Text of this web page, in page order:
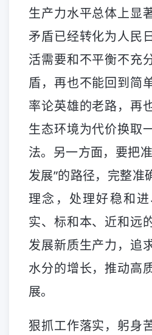
生产力水平总体上显
矛盾已经转化为人民
活需要和不平衡不充
盾，再也不能回到简
率论英雄的老路，再
生态环境为代价换取
法。另一方面，要把
发展”的路径，完整准
理念，处理好稳和
实、标和本、近和远
发展新质生产力，追
水分的增长，推动高
展。
狠抓工作落实，躬身